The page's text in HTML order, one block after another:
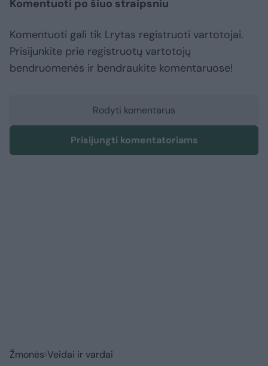
Komentuoti po šiuo straipsniu
Komentuoti gali tik Lrytas registruoti vartotojai.
Prisijunkite prie registruotų vartotojų
bendruomenės ir bendraukite komentaruose!
Rodyti komentarus
Prisijungti komentatoriams
Žmonės Veidai ir vardai